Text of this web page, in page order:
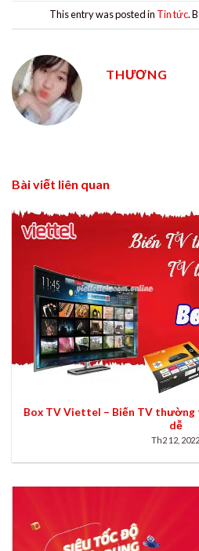
This entry was posted in Tin tức.
THƯƠNG
Bài viết liên quan
Box TV Viettel – Biến TV thường
dễ
Th2 12, 2022